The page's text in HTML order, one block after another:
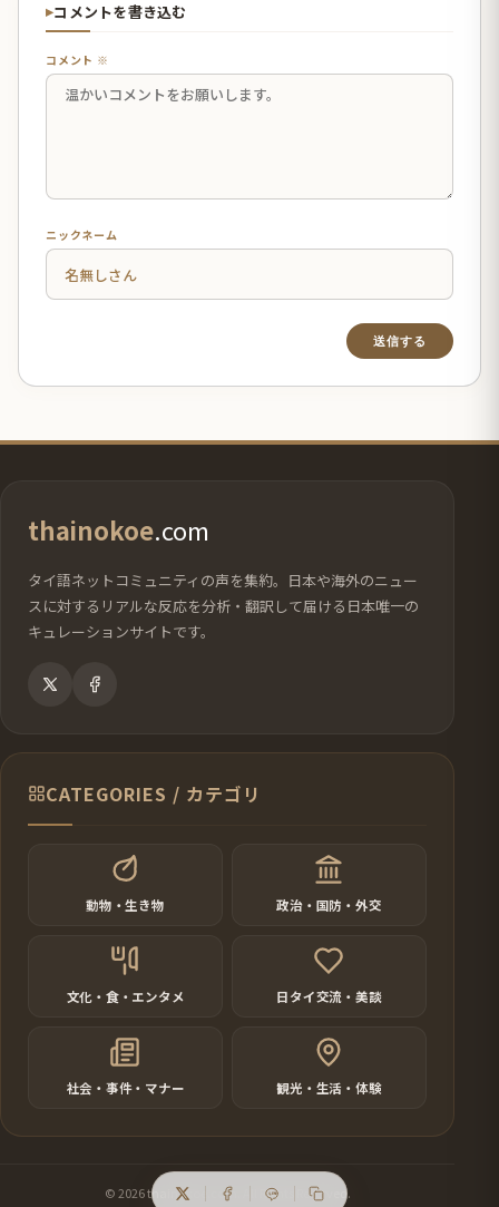
コメントを書き込む
コメント ※
ニックネーム
thainokoe.com
タイ語ネットコミュニティの声を集約。日本や海外のニュー
スに対するリアルな反応を分析・翻訳して届ける日本唯一の
キュレーションサイトです。
CATEGORIES / カテゴリ
動物・生き物 政治・国防・外交
文化・食・エンタメ 日タイ交流・美談
社会・事件・マナー 観光・生活・体験
© 2026 thainokoe.com. All Rights Reserved.